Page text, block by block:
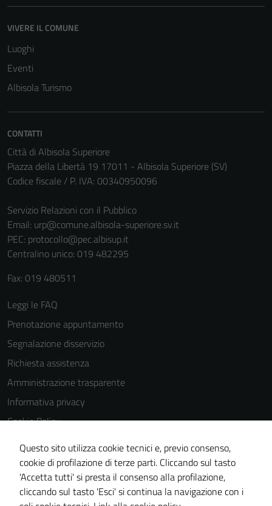
VIVERE IL COMUNE
Luoghi
Eventi
Albisola Turismo
CONTATTI
Città di Albisola Superiore
Piazza della Libertà 19 17011 - Albisola Superiore (SV)
Codice fiscale / P. IVA: 00340950096
Servizio Relazioni con il Pubblico
Email: urp@comune.albisola-superiore.sv.it
PEC: protocollo@pec.albisup.it
Centralino unico: 019 482295
Fax: 019 480511
Leggi le FAQ
Prenotazione appuntamento
Segnalazione disservizio
Richiesta assistenza
Amministrazione trasparente
Informativa privacy
Cookie Policy
Note legali
Dichiarazione di accessibilità
Piano di miglioramento del sito
Statistiche sito web
Questo sito utilizza cookie tecnici e, previo consenso,
cookie di profilazione di terze parti. Cliccando sul tasto
'Accetta tutti' si presta il consenso alla profilazione,
cliccando sul tasto 'Esci' si continua la navigazione con i
del sito e non
disabilitati.
Questi cookie
non raccolgono